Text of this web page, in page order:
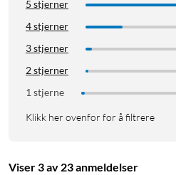
du lade
5 stjerner
4 stjerner
3 stjerner
2 stjerner
1 stjerne
Klikk her ovenfor for å filtrere
Viser 3 av 23 anmeldelser